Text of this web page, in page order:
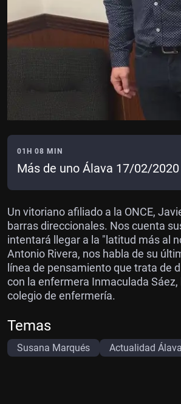
01H 08 MIN
Más de uno Álava 17/02/2020
Un vitoriano afiliado a la ONCE,
barras direccionales. Nos cuenta
intentará llegar a la "latitud más al
Antonio Rivera, nos habla de su
línea de pensamiento que trata de
con la enfermera Inmaculada
colegio de enfermería.
Temas
Susana Marqués Actualidad Álava